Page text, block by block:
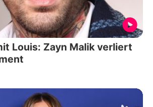
Louis: Zayn Malik verliert